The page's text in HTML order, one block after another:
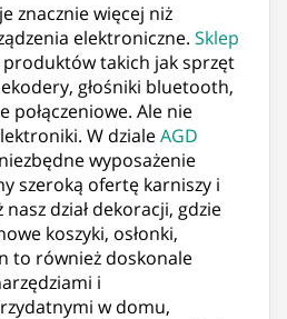
znacznie więcej niż
elektroniczne. Sklep
takich jak sprzęt
głośniki bluetooth,
połączeniowe. Ale nie
W dzialeAGD
wyposażenie
szeroką ofertę karniszy i
dział dekoracji, gdzie
koszyki, osłonki,
to również doskonale
i
w domu,